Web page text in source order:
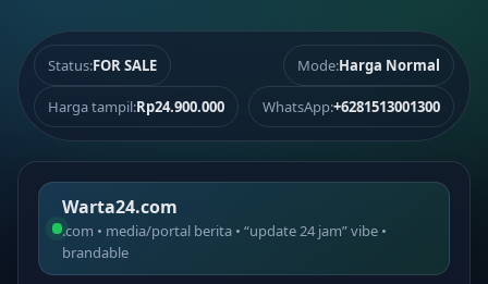
Status:FOR SALE Mode:Harga Normal
Harga tampil:Rp24.900.000 WhatsApp:+6281513001300
Warta24.com
.com • media/portal berita • “update 24 jam” vibe •
brandable